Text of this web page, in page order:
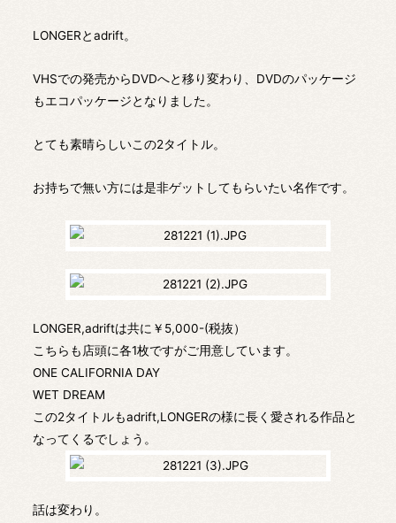
LONGERとadrift。
VHSでの発売からDVDへと移り変わり、DVDのパッケージ
もエコパッケージとなりました。
とても素晴らしいこの2タイトル。
お持ちで無い方には是非ゲットしてもらいたい名作です。
LONGER,adriftは共に￥5,000-(税抜）
こちらも店頭に各1枚ですがご用意しています。
ONE CALIFORNIA DAY
WET DREAM
この2タイトルもadrift,LONGERの様に長く愛される作品と
なってくるでしょう。
話は変わり。